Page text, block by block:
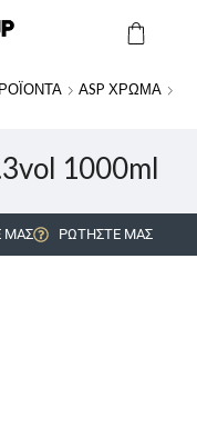
ASP ΧΡΩΜΑ
1000ml
ΜΑΣ ΡΩΤΗΣΤΕ ΜΑΣ